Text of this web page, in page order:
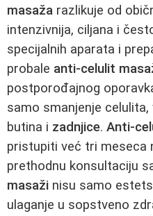
masaža razlikuje od
intenzivnija, ciljana i
specijalnih aparata i
probale anti-celulit
postporođajnog
samo smanjenje
butina i zadnjice. Anti-
pristupiti već tri meseca
prethodnu konsultaciju
masaži nisu samo
ulaganje u sopstveno